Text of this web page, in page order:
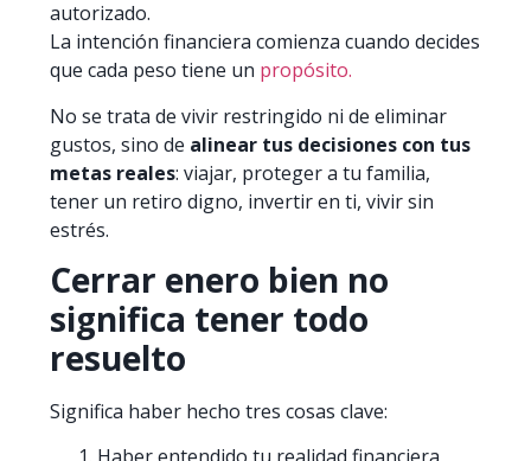
autorizado.
La intención financiera comienza cuando decides
que cada peso tiene un propósito.
No se trata de vivir restringido ni de eliminar
gustos, sino de alinear tus decisiones con tus
metas reales: viajar, proteger a tu familia,
tener un retiro digno, invertir en ti, vivir sin
estrés.
Cerrar enero bien no
significa tener todo
resuelto
Significa haber hecho tres cosas clave: